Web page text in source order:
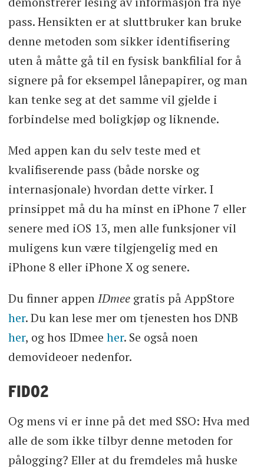
pass. Hensikten er at sluttbruker kan bruke
denne metoden som sikker identifisering
uten å måtte gå til en fysisk bankfilial for å
signere på for eksempel lånepapirer, og man
kan tenke seg at det samme vil gjelde i
forbindelse med boligkjøp og liknende.
Med appen kan du selv teste med et
kvalifiserende pass (både norske og
internasjonale) hvordan dette virker. I
prinsippet må du ha minst en iPhone 7 eller
senere med iOS 13, men alle funksjoner vil
muligens kun være tilgjengelig med en
iPhone 8 eller iPhone X og senere.
Du finner appenIDmee gratis på AppStore
her. Du kan lese mer om tjenesten hos DNB
her, og hos IDmee her. Se også noen
demovideoer nedenfor.
FIDO2
Og mens vi er inne på det med SSO: Hva med
alle de som ikke tilbyr denne metoden for
pålogging? Eller at du fremdeles må huske